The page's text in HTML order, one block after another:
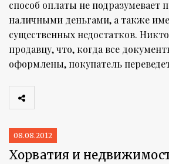
способ оплаты не подразумевает
наличными деньгами, а также
существенных недостатков.
продавцу, что, когда все
оформлены, покупатель
08.08.2012
Хорватия и